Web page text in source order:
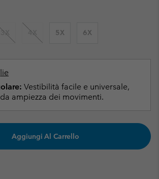
3X 4X 5X 6X
Vestibilità facile e universale,
ampiezza dei movimenti.
Aggiungi Al Carrello